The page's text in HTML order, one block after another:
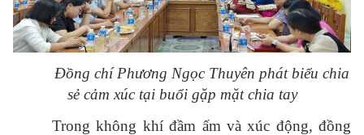
Đồng chí Phương Ngọc Thuyên phát biểu chia
sẻ cảm xúc tại buổi gặp mặt chia tay
Trong không khí đầm ấm và xúc động, đồng